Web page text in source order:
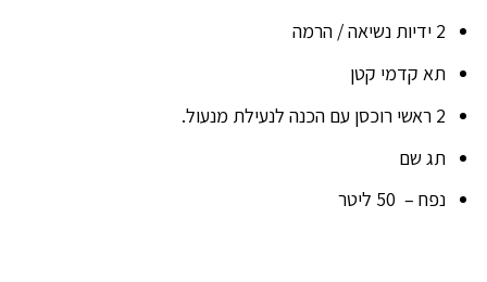
2 ידיות נשיאה / הרמה
תא קדמי קטן
2 ראשי רוכסן עם הכנה לנעילת מנעול.
תג שם
נפח – 50 ליטר